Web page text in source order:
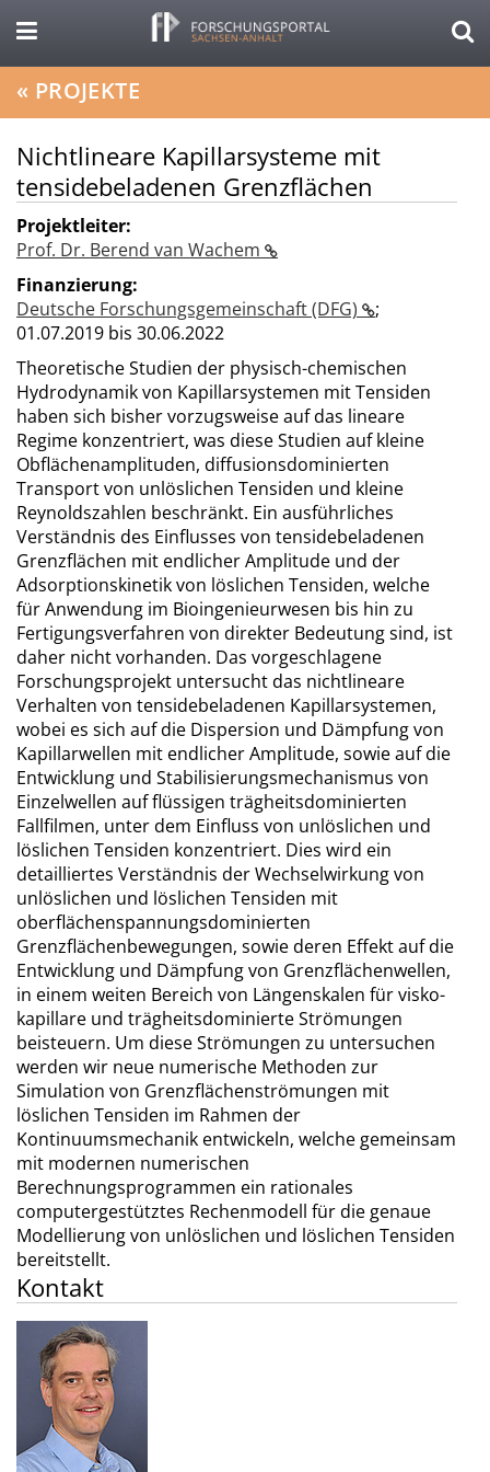
« PROJEKTE
Nichtlineare Kapillarsysteme mit
tensidebeladenen Grenzflächen
Projektleiter:
Prof. Dr. Berend van Wachem
Finanzierung:
Deutsche Forschungsgemeinschaft (DFG)
;
01.07.2019 bis 30.06.2022
Theoretische Studien der physisch-chemischen
Hydrodynamik von Kapillarsystemen mit Tensiden
haben sich bisher vorzugsweise auf das lineare
Regime konzentriert, was diese Studien auf kleine
Obflächenamplituden, diffusionsdominierten
Transport von unlöslichen Tensiden und kleine
Reynoldszahlen beschränkt. Ein ausführliches
Verständnis des Einflusses von tensidebeladenen
Grenzflächen mit endlicher Amplitude und der
Adsorptionskinetik von löslichen Tensiden, welche
für Anwendung im Bioingenieurwesen bis hin zu
Fertigungsverfahren von direkter Bedeutung sind, ist
daher nicht vorhanden. Das vorgeschlagene
Forschungsprojekt untersucht das nichtlineare
Verhalten von tensidebeladenen Kapillarsystemen,
wobei es sich auf die Dispersion und Dämpfung von
Kapillarwellen mit endlicher Amplitude, sowie auf die
Entwicklung und Stabilisierungsmechanismus von
Einzelwellen auf flüssigen trägheitsdominierten
Fallfilmen, unter dem Einfluss von unlöslichen und
löslichen Tensiden konzentriert. Dies wird ein
detailliertes Verständnis der Wechselwirkung von
unlöslichen und löslichen Tensiden mit
oberflächenspannungsdominierten
Grenzflächenbewegungen, sowie deren Effekt auf die
Entwicklung und Dämpfung von Grenzflächenwellen,
in einem weiten Bereich von Längenskalen für visko-
kapillare und trägheitsdominierte Strömungen
beisteuern. Um diese Strömungen zu untersuchen
werden wir neue numerische Methoden zur
Simulation von Grenzflächenströmungen mit
löslichen Tensiden im Rahmen der
Kontinuumsmechanik entwickeln, welche gemeinsam
mit modernen numerischen
Berechnungsprogrammen ein rationales
computergestütztes Rechenmodell für die genaue
Modellierung von unlöslichen und löslichen Tensiden
bereitstellt.
Kontakt